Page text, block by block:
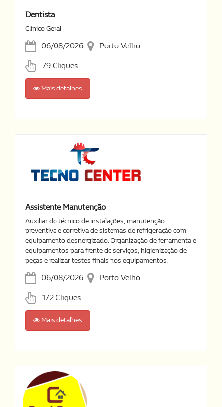
Dentista
Clínico Geral
06/08/2026 Porto Velho
79 Cliques
Mais detalhes
Assistente Manutenção
Auxiliar do técnico de instalações, manutenção
preventiva e corretiva de sistemas de refrigeração com
equipamento desnergizado. Organização de ferramenta e
equipamentos para frente de serviços, higienização de
peças e realizar testes finais nos equipamentos.
06/08/2026 Porto Velho
172 Cliques
Mais detalhes